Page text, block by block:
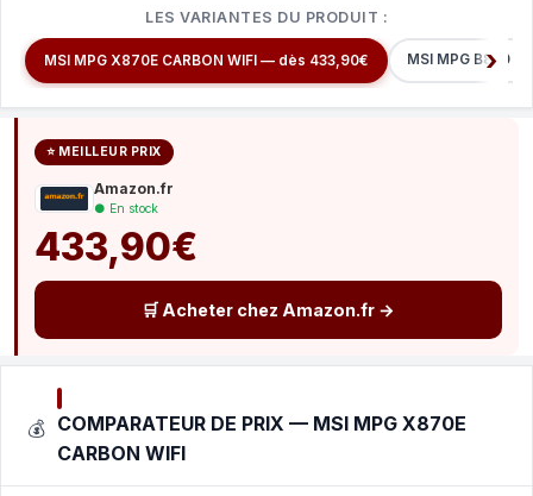
LES VARIANTES DU PRODUIT :
MSI MPG X870E CARBON WIFI — dès 433,90€ MSI MPG B850
⭐ MEILLEUR PRIX
Amazon.fr
● En stock
433,90€
🛒 Acheter chez Amazon.fr →
💰 COMPARATEUR DE PRIX — MSI MPG X870E
CARBON WIFI